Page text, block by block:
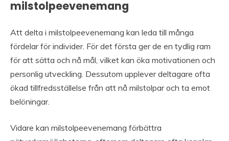
milstolpeevenemang
Att delta i milstolpeevenemang kan leda till många
fördelar för individer. För det första ger de en tydlig ram
för att sätta och nå mål, vilket kan öka motivationen och
personlig utveckling. Dessutom upplever deltagare ofta
ökad tillfredsställelse från att nå milstolpar och ta emot
belöningar.
Vidare kan milstolpeevenemang förbättra